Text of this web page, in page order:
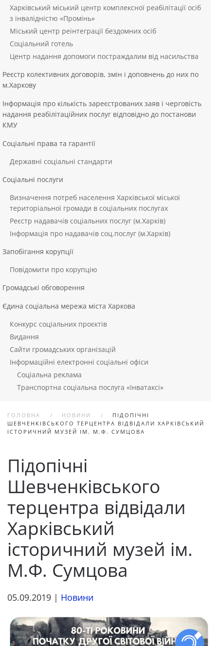
Харківський міський центр комплексної реабілітації осіб
з інвалідністю «Промінь»
Міський центр реінтеграції бездомних осіб
Соціальний готель
Центр надання допомоги постраждалим від насильства
Реєстр колективних договорів, змін і доповнень до них по
м.Харкову
Інформація про кількість зареєстрованих заяв і черговість
надання реабілітаційних послуг відповідно до постанови
КМУ
Соціальні права та гарантії
Державні соціальні стандарти
Соціальні послуги
Визначення потреб населення Харківської міської
територіальної громади в соціальних послугах
Реєстр надавачів соціальних послуг (м.Харків)
Інформація про надавачів соц.послуг (м.Харків)
Запобігання корупції
Повідомити про корупцію
Громадські обговорення
Єдина соціальна мережа міста Харкова
Конкурс соціальних проєктів
Видання
Сайти громадських організацій
Інформаційні електронні соціальні офіси
Соціальна реклама
Транспортна соціальна послуга «Інватаксі»
ГОЛОВНА НОВИНИ
ПІДОПІЧНІ
ШЕВЧЕНКІВСЬКОГО ТЕРЦЕНТРА ВІДВІДАЛИ ХАРКІВСЬКИЙ
ІСТОРИЧНИЙ МУЗЕЙ ІМ. М.Ф. СУМЦОВА
Підопічні
Шевченківського
терцентра відвідали
Харківський
історичний музей ім.
М.Ф. Сумцова
05.09.2019 | Новини